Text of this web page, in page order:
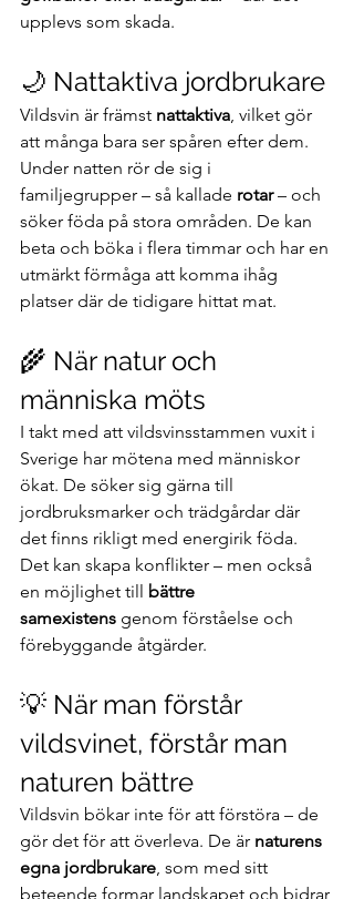
upplevs som skada.
🌙 Nattaktiva jordbrukare
Vildsvin är främst nattaktiva, vilket gör
att många bara ser spåren efter dem.
Under natten rör de sig i
familjegrupper – så kallade rotar – och
söker föda på stora områden. De kan
beta och böka i flera timmar och har en
utmärkt förmåga att komma ihåg
platser där de tidigare hittat mat.
🌾 När natur och
människa möts
I takt med att vildsvinsstammen vuxit i
Sverige har mötena med människor
ökat. De söker sig gärna till
jordbruksmarker och trädgårdar där
det finns rikligt med energirik föda.
Det kan skapa konflikter – men också
en möjlighet till
bättre
samexistens genom förståelse och
förebyggande åtgärder.
💡 När man förstår
vildsvinet, förstår man
naturen bättre
Vildsvin bökar inte för att förstöra – de
gör det för att överleva. De är naturens
egna jordbrukare, som med sitt
beteende formar landskapet och bidrar